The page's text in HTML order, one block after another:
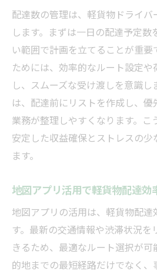
配達数の管理は、軽貨物ドライ
します。まずは一日の配達予定
い範囲で計画を立てることが重要
ためには、効率的なルート設定
し、スムーズな受け渡しを意識し
は、配達前にリストを作成し、
業務が整理しやすくなります。こ
安定した収益確保とストレスの少
ます。
地図アプリ活用で軽貨物配達効
地図アプリの活用は、軽貨物配達
す。最新の交通情報や渋滞状況を
きるため、最適なルート選択が可
的地までの最短経路だけでなく